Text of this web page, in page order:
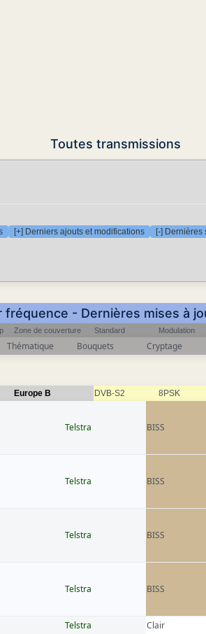
Toutes transmissions
[+] Derniers ajouts et modifications [-] Dernières
fréquence - Dernières mises à
Zone de couverture Standard Modulation
Thématique Bouquets Cryptage
Europe B DVB-S2 8PSK
Telstra BISS
Telstra BISS
Telstra BISS
Telstra BISS
Telstra Clair